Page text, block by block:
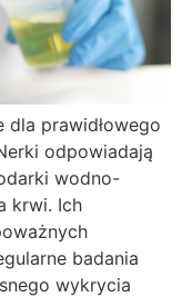
prawidłowego
odpowiadają
wodno-
krwi. Ich
badania
wykrycia